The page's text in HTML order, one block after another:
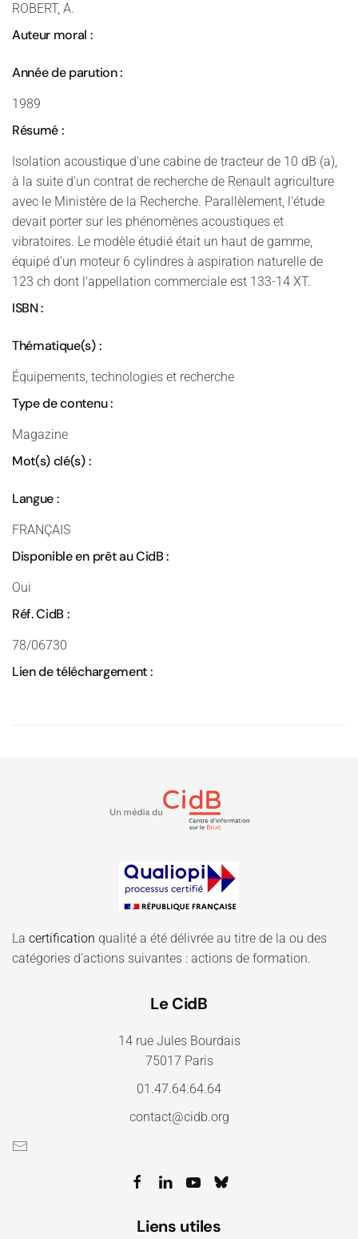
ROBERT, A.
Auteur moral :
Année de parution :
1989
Résumé :
Isolation acoustique d'une cabine de tracteur de 10 dB (a),
à la suite d'un contrat de recherche de Renault agriculture
avec le Ministère de la Recherche. Parallèlement, l'étude
devait porter sur les phénomènes acoustiques et
vibratoires. Le modèle étudié était un haut de gamme,
équipé d'un moteur 6 cylindres à aspiration naturelle de
123 ch dont l'appellation commerciale est 133-14 XT.
ISBN :
Thématique(s) :
Équipements, technologies et recherche
Type de contenu :
Magazine
Mot(s) clé(s) :
Langue :
FRANÇAIS
Disponible en prêt au CidB :
Oui
Réf. CidB :
78/06730
Lien de téléchargement :
La certification qualité a été délivrée au titre de la ou des
catégories d'actions suivantes : actions de formation.
Le CidB
14 rue Jules Bourdais
75017 Paris
01.47.64.64.64
contact@cidb.org
Liens utiles